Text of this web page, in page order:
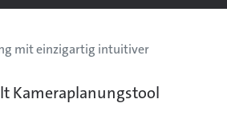
mit einzigartig intuitiver
Kameraplanungstool